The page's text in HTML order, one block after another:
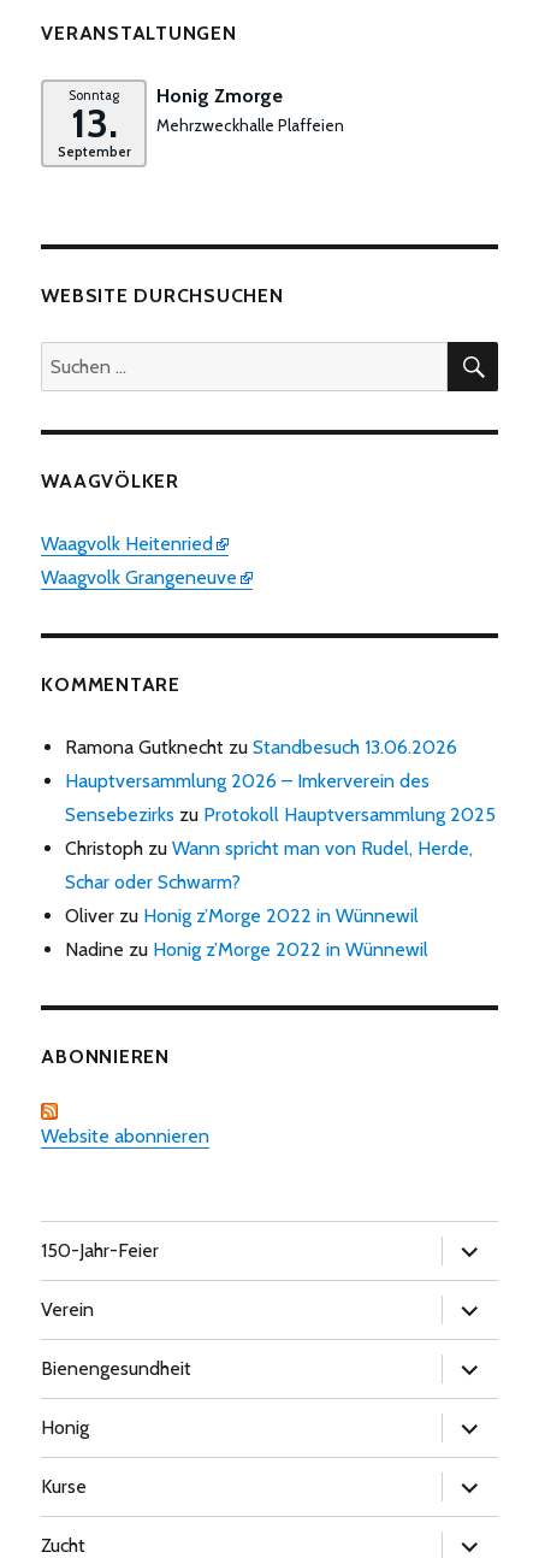
VERANSTALTUNGEN
Sonntag
13.
September
Honig Zmorge
Mehrzweckhalle Plaffeien
WEBSITE DURCHSUCHEN
Suchen
nach:
WAAGVÖLKER
Waagvolk Heitenried
Waagvolk Grangeneuve
KOMMENTARE
Ramona Gutknecht zuStandbesuch 13.06.2026
Hauptversammlung 2026 – Imkerverein des
Sensebezirks zu Protokoll Hauptversammlung 2025
Christoph zuWann spricht man von Rudel, Herde,
Schar oder Schwarm?
Oliver zu Honig z’Morge 2022 in Wünnewil
Nadine zu Honig z’Morge 2022 in Wünnewil
ABONNIEREN
Website abonnieren
150-Jahr-Feier
öffnen
Verein
öffnen
Bienengesundheit
öffnen
Honig
öffnen
Kurse
öffnen
Zucht